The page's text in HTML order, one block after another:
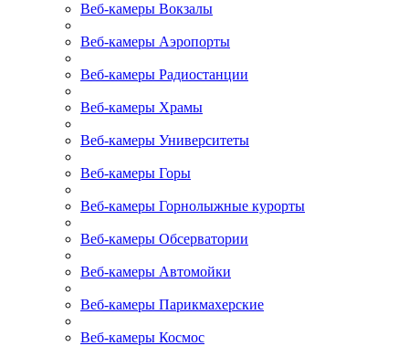
Веб-камеры Вокзалы
Веб-камеры Аэропорты
Веб-камеры Радиостанции
Веб-камеры Храмы
Веб-камеры Университеты
Веб-камеры Горы
Веб-камеры Горнолыжные курорты
Веб-камеры Обсерватории
Веб-камеры Автомойки
Веб-камеры Парикмахерские
Веб-камеры Космос